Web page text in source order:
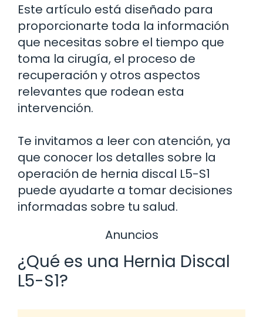
Este artículo está diseñado para
proporcionarte toda la información
que necesitas sobre el tiempo que
toma la cirugía, el proceso de
recuperación y otros aspectos
relevantes que rodean esta
intervención.
Te invitamos a leer con atención, ya
que conocer los detalles sobre la
operación de hernia discal L5-S1
puede ayudarte a tomar decisiones
informadas sobre tu salud.
Anuncios
¿Qué es una Hernia Discal
L5-S1?